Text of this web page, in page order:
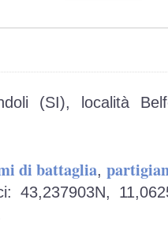
(SI), località
di battaglia,
43,237903N,